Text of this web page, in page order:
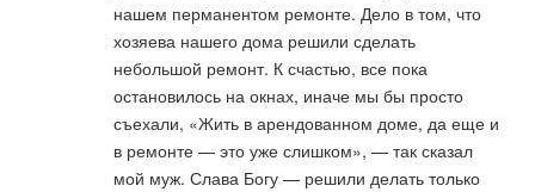
нашем перманентом ремонте. Дело в том, что
хозяева нашего дома решили сделать
небольшой ремонт. К счастью, все пока
остановилось на окнах, иначе мы бы просто
съехали, «Жить в арендованном доме, да еще и
в ремонте — это уже слишком», — так сказал
мой муж. Слава Богу — решили делать только